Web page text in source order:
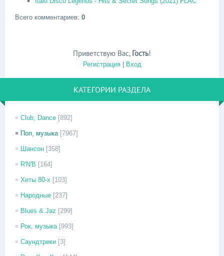
Всего комментариев: 0
Приветствую Вас, Гость!
Регистрация| Вход
КАТЕГОРИИ РАЗДЕЛА
Club, Dance [892]
Поп, музыка [7967]
Шансон [358]
R'N'B [164]
Хиты 80-х [103]
Народные [237]
Blues & Jaz [299]
Рок, музыка [993]
Саундтреки [3]